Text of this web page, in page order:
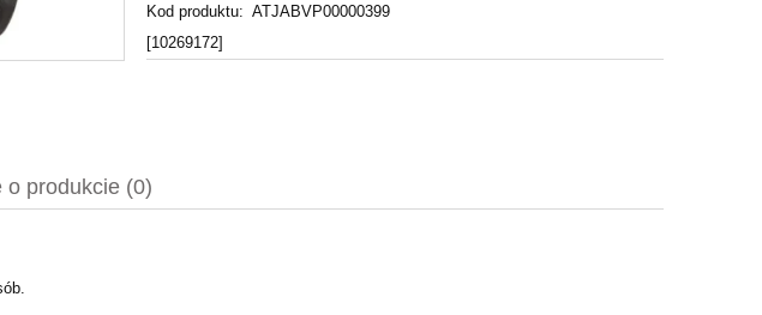
Kod produktu: ATJABVP00000399
[10269172]
ewentualnych kosztów
o produkcie (0)